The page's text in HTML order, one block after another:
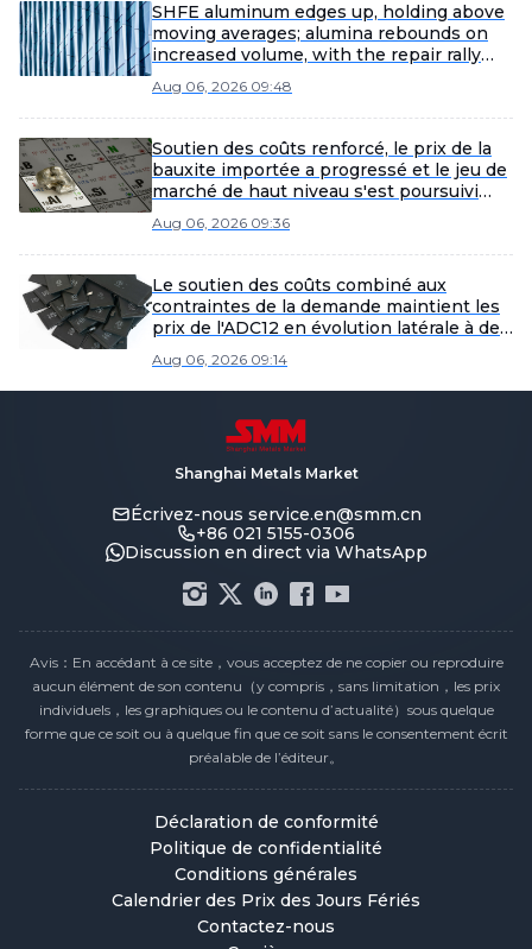
SHFE aluminum edges up, holding above
moving averages; alumina rebounds on
increased volume, with the repair rally
Brief Commentary]
Aug 06, 2026 09:48
Soutien des coûts renforcé, le prix de la
bauxite importée a progressé et le jeu de
marché de haut niveau s'est poursuivi
Aug 06, 2026 09:36
Le soutien des coûts combiné aux
contraintes de la demande maintient les
prix de l'ADC12 en évolution latérale à des
l'aluminium de récupération et de
l'aluminium secondaire]
Aug 06, 2026 09:14
Shanghai Metals Market
Écrivez-nous service.en@smm.cn
+86 021 5155-0306
Discussion en direct via WhatsApp
Avis：En accédant à ce site，vous acceptez de ne copier ou reproduire
aucun élément de son contenu（y compris，sans limitation，les prix
individuels，les graphiques ou le contenu d’actualité）sous quelque
forme que ce soit ou à quelque fin que ce soit sans le consentement écrit
préalable de l’éditeur。
Déclaration de conformité
Politique de confidentialité
Conditions générales
Calendrier des Prix des Jours Fériés
Contactez-nous